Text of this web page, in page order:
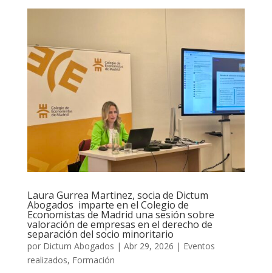
Laura Gurrea Martinez, socia de Dictum
Abogados imparte en el Colegio de
Economistas de Madrid una sesión sobre
valoración de empresas en el derecho de
separación del socio minoritario
por Dictum Abogados | Abr 29, 2026 | Eventos
realizados, Formación